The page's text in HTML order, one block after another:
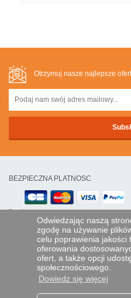
Odwiedzając naszą
zgodę na używanie
celu poprawienia jakości
oferowania
ofert, a także opcji
społecznościowego.
Dowiedz się więcej
Otrzymuj nasze najlepsze
BEZPIECZNA PLATNOSC
Przelewem
POMOC I USŁUGI
Śledź swoje zamówienie
PILOTY EXPRESS